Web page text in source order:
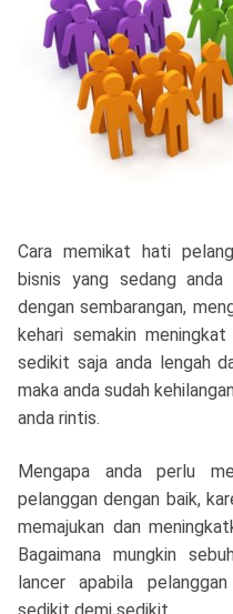
Cara memikat hati
bisnis yang sedang
dengan sembarangan,
kehari semakin
sedikit saja anda lengah
maka anda sudah
anda rintis.
Mengapa anda perlu
pelanggan dengan baik,
memajukan dan
Bagaimana mungkin
lancer apabila